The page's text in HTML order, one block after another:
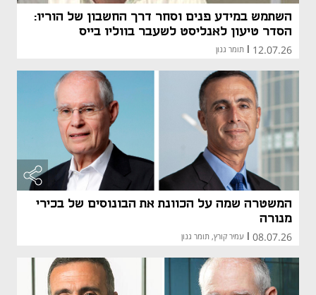
השתמש במידע פנים וסחר דרך החשבון של הוריו:
הסדר טיעון לאנליסט לשעבר בווליו בייס
12.07.26 תומר גנון
המשטרה שמה על הכוונת את הבונוסים של בכירי
מנורה
08.07.26 עמיר קורץ, תומר גנון